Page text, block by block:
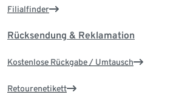
Filialfinder
Rücksendung & Reklamation
Kostenlose Rückgabe / Umtausch
Retourenetikett